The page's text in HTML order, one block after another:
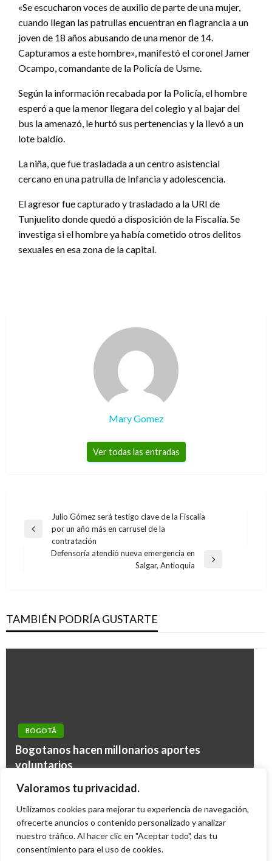
Valoramos tu privacidad.
Utilizamos cookies para mejorar tu experiencia de navegación,
ofrecerte anuncios o contenido personalizado y analizar
nuestro tráfico. Al hacer clic en "Aceptar todo", das tu
consentimiento para el uso de cookies.
«Se escucharon voces de auxilio de parte de una mujer,
cuando llegan las patrullas encuentran en flagrancia a un
joven de 18 años abusando de una menor de 14.
Capturamos a este hombre», manifestó el coronel Jamer
Ocampo, comandante de la Policía de Usme.
Según la información recabada por la Policía, el hombre
esperó a que la menor llegara del colegio y al bajar del
bus la amenazó, le hurtó sus pertenencias y la llevó a un
lote baldío.
La niña, que fue trasladada a un centro asistencial
cercano en una patrulla de Infancia y adolescencia.
El agresor fue capturado y trasladado a la URI de
Tunjuelito donde quedó a disposición de la Fiscalía. Se
investiga si el hombre ya había cometido otros delitos
sexuales en esa zona de la capital.
Mary Gomez
Ver todas las entradas
Navegación
de
entradas
Entrada
Julio Gómez será testigo clave de la Fiscalía
por un año más en carrusel de la
contratación
Defensoría atendió nueva emergencia en
Salgar, Antioquia
TAMBIÉN PODRÍA GUSTARTE
BOGOTÁ
Bogotanos hacen millonarios aportes
voluntarios
Giovanni Alarcón M. lunes agosto 4, 2008
BOGOTÁ
«Presidente Duque debe rechazar el aborto y
declarar la excepción de inconstitucionalidad”:
BOGOTÁ
horarios de recolección de basuras
Manuel Reyes Beltran viernes diciembre 14, 2018
BOGOTÁ
Manuel Reyes Beltran jueves junio 8, 2017